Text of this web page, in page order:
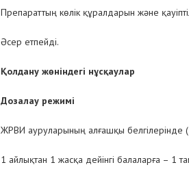
Препараттың көлік құралдарын және
Әсер етпейді.
Қолдану жөніндегі нұсқаулар
Дозалау режимі
ЖРВИ ауруларының алғашқы белгілерінде
1 айлықтан 1 жасқа дейінгі балаларға – 1